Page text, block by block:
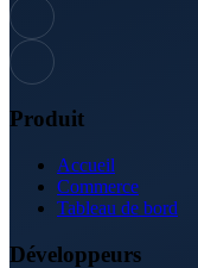
Produit
Accueil
Commerce
Tableau de bord
Développeurs